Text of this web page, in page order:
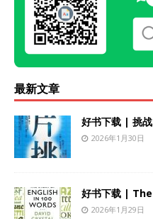
最新文章
好书下载 | 挑
2026年1月30日
好书下载 |
2026年1月29日